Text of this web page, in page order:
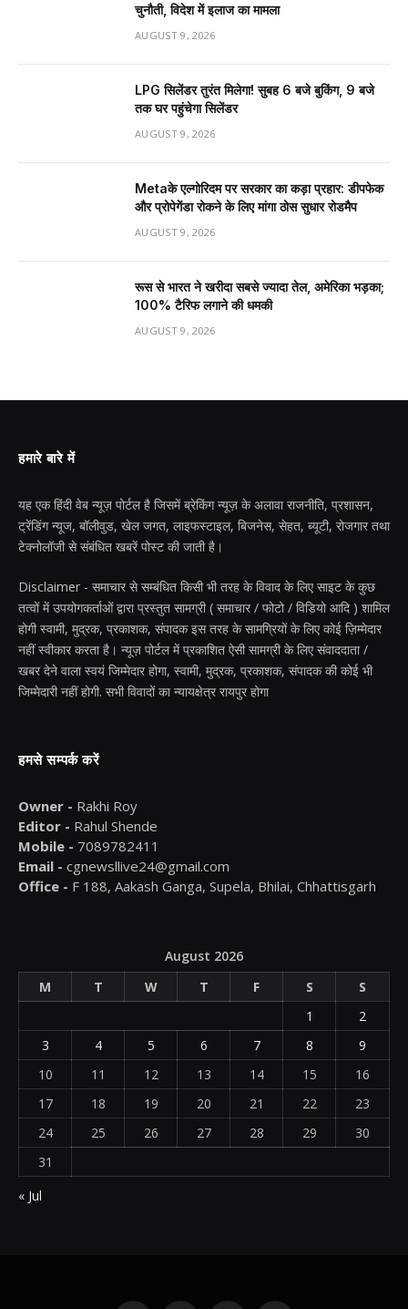
चुनौती, विदेश में इलाज का मामला
AUGUST 9, 2026
LPG सिलेंडर तुरंत मिलेगा! सुबह 6 बजे बुकिंग, 9 बजे
तक घर पहुंचेगा सिलेंडर
AUGUST 9, 2026
Metaके एल्गोरिदम पर सरकार का कड़ा प्रहार: डीपफेक
और प्रोपेगेंडा रोकने के लिए मांगा ठोस सुधार रोडमैप
AUGUST 9, 2026
रूस से भारत ने खरीदा सबसे ज्यादा तेल, अमेरिका भड़का;
100% टैरिफ लगाने की धमकी
AUGUST 9, 2026
हमारे बारे में
यह एक हिंदी वेब न्यूज़ पोर्टल है जिसमें ब्रेकिंग न्यूज़ के अलावा राजनीति, प्रशासन,
ट्रेंडिंग न्यूज, बॉलीवुड, खेल जगत, लाइफस्टाइल, बिजनेस, सेहत, ब्यूटी, रोजगार तथा
टेक्नोलॉजी से संबंधित खबरें पोस्ट की जाती है।
Disclaimer - समाचार से सम्बंधित किसी भी तरह के विवाद के लिए साइट के कुछ
तत्वों में उपयोगकर्ताओं द्वारा प्रस्तुत सामग्री ( समाचार / फोटो / विडियो आदि ) शामिल
होगी स्वामी, मुद्रक, प्रकाशक, संपादक इस तरह के सामग्रियों के लिए कोई ज़िम्मेदार
नहीं स्वीकार करता है। न्यूज़ पोर्टल में प्रकाशित ऐसी सामग्री के लिए संवाददाता /
खबर देने वाला स्वयं जिम्मेदार होगा, स्वामी, मुद्रक, प्रकाशक, संपादक की कोई भी
जिम्मेदारी नहीं होगी. सभी विवादों का न्यायक्षेत्र रायपुर होगा
हमसे सम्पर्क करें
Owner - Rakhi Roy
Editor - Rahul Shende
Mobile - 7089782411
Email - cgnewsllive24@gmail.com
Office - F 188, Aakash Ganga, Supela, Bhilai, Chhattisgarh
August 2026
M
T W T F S
S
1
2
3
4 5 6 7 8
9
10
11 12 13 14 15
16
17
18 19 20 21 22
23
24
25 26 27 28 29
30
31
« Jul